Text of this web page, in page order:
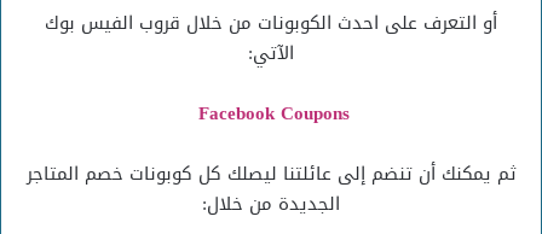
أو التعرف على احدث الكوبونات من خلال قروب الفيس بوك
الآتي:
Facebook Coupons
ثم يمكنك أن تنضم إلى عائلتنا ليصلك كل كوبونات خصم المتاجر
الجديدة من خلال: